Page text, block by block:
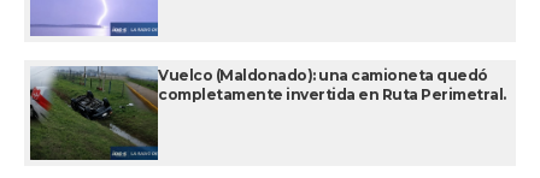
Vuelco (Maldonado): una camioneta quedó
completamente invertida en Ruta Perimetral.